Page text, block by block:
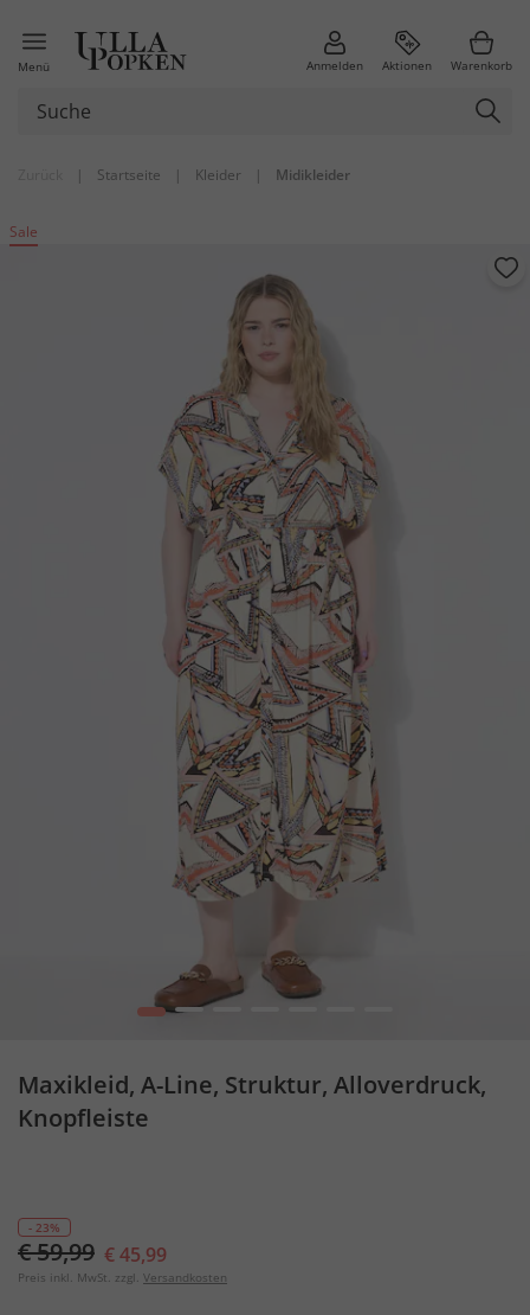
Menü Anmelden Aktionen Warenkorb
| Startseite | Kleider | Midikleider
Sale
1 2
Maxikleid, A-Line, Struktur, Alloverdruck,
Knopfleiste
- 23%
€ 59,99 € 45,99
Preis inkl. MwSt. zzgl. Versandkosten